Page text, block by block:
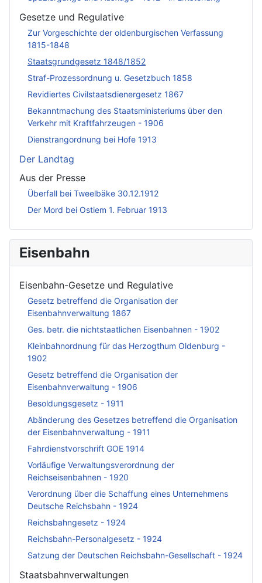
Gesetze und Regulative
Zur Vorgeschichte der oldenburgischen Verfassung
1815-1848
Staatsgrundgesetz 1848/1852
Straf-Prozessordnung u. Gesetzbuch 1858
Revidiertes Civilstaatsdienergesetz 1867
Bekanntmachung des Staatsministeriums über den
Verkehr mit Kraftfahrzeugen - 1906
Dienstrangordnung bei Hofe 1913
Der Landtag
Aus der Presse
Überfall bei Tweelbäke 30.12.1912
Der Mord bei Ostiem 1. Februar 1913
Eisenbahn
Eisenbahn-Gesetze und Regulative
Gesetz betreffend die Organisation der
Eisenbahnverwaltung 1867
Ges. betr. die nichtstaatlichen Eisenbahnen - 1902
Kleinbahnordnung für das Herzogthum Oldenburg -
1902
Gesetz betreffend die Organisation der
Eisenbahnverwaltung - 1906
Besoldungsgesetz - 1911
Abänderung des Gesetzes betreffend die Organisation
der Eisenbahnverwaltung - 1911
Fahrdienstvorschrift GOE 1914
Vorläufige Verwaltungsverordnung der
Reichseisenbahnen - 1920
Verordnung über die Schaffung eines Unternehmens
Deutsche Reichsbahn - 1924
Reichsbahngesetz - 1924
Reichsbahn-Personalgesetz - 1924
Satzung der Deutschen Reichsbahn-Gesellschaft - 1924
Staatsbahnverwaltungen